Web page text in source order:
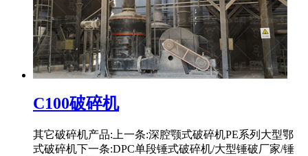
C100破碎机
其它破碎机产品:上一条:深腔颚式破碎机PE系列大型鄂
式破碎机下一条:DPC单段锤式破碎机/大型锤破厂家/锤